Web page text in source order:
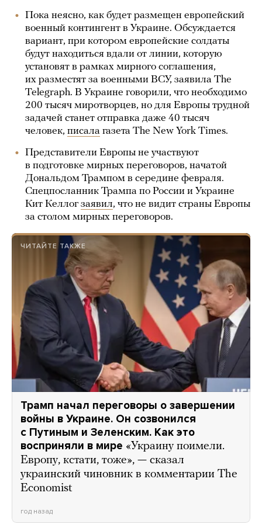
Пока неясно, как будет размещен европейский
военный контингент в Украине. Обсуждается
вариант, при котором европейские солдаты
будут находиться вдали от линии, которую
установят в рамках мирного соглашения,
их разместят за военными ВСУ, заявила The
Telegraph. В Украине говорили, что необходимо
200 тысяч миротворцев, но для Европы трудной
задачей станет отправка даже 40 тысяч
человек, писала газета The New York Times.
Представители Европы не участвуют
в подготовке мирных переговоров, начатой
Дональдом Трампом в середине февраля.
Спецпосланник Трампа по России и Украине
Кит Келлогзаявил, что не видит страны Европы
за столом мирных переговоров.
ЧИТАЙТЕ ТАКЖЕ
Трамп начал переговоры о завершении
войны в Украине. Он созвонился
с Путиным и Зеленским. Как это
восприняли в мире «Украину поимели.
Европу, кстати, тоже», — сказал
украинский чиновник в комментарии The
Economist
год назад